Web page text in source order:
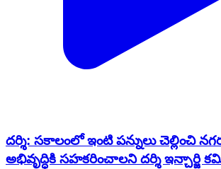
దర్శి: సకాలంలో ఇంటి పన్నులు చెల్లించి
అభివృద్ధికి సహకరించాలని దర్శి ఇన్చార్జి